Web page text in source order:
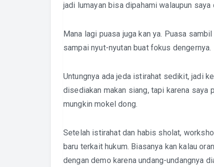
jadi lumayan bisa dipahami walaupun saya
Mana lagi puasa juga kan ya. Puasa
sampai nyut-nyutan buat fokus
Untungnya ada jeda istirahat sedikit, jadi
disediakan makan siang, tapi karena saya
mungkin mokel dong.
Setelah istirahat dan habis sholat,
baru terkait hukum. Biasanya kan kalau
dengan demo karena undang-undangnya